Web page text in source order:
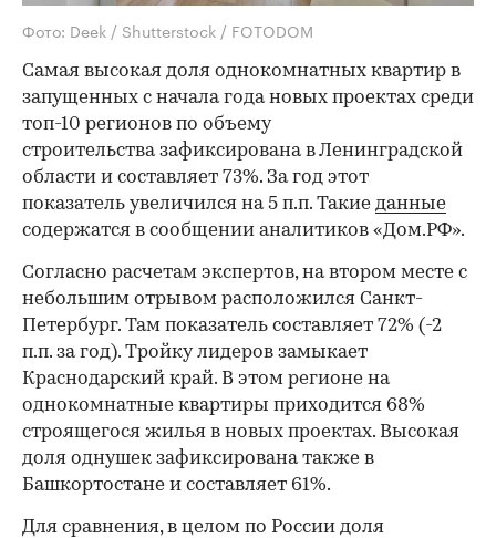
Фото: Deek / Shutterstock / FOTODOM
Самая высокая доля однокомнатных квартир в
запущенных с начала года новых проектах среди
топ-10 регионов по объему
строительства зафиксирована в Ленинградской
области и составляет 73%. За год этот
показатель увеличился на 5 п.п. Такие данные
содержатся в сообщении аналитиков «Дом.РФ».
Согласно расчетам экспертов, на втором месте с
небольшим отрывом расположился Санкт-
Петербург. Там показатель составляет 72% (-2
п.п. за год). Тройку лидеров замыкает
Краснодарский край. В этом регионе на
однокомнатные квартиры приходится 68%
строящегося жилья в новых проектах. Высокая
доля однушек зафиксирована также в
Башкортостане и составляет 61%.
Для сравнения, в целом по России доля